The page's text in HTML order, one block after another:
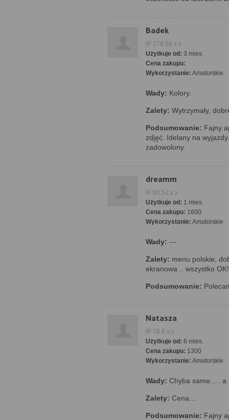
Badek
IP 178.56.x.x
Użytkuje od: 3 mies.
Cena zakupu:
Wykorzystanie: Amatorskie
Wady: Kolory.
Zalety: Wytrzymały,
Podsumowanie: Fajny
zdjęć. Idelany na
zadowolony.
dreamm
IP 80.51.x.x
Użytkuje od: 1 mies.
Cena zakupu: 1600
Wykorzystanie: Amatorskie
Wady: ---
Zalety: menu polskie,
ekranowa .. wszystko OK!
Podsumowanie:
Natasza
IP 78.8.x.x
Użytkuje od: 6 mies.
Cena zakupu: 1300
Wykorzystanie: Amatorskie
Wady: Chyba same..... a
Zalety: Cena....
Podsumowanie: Fajny